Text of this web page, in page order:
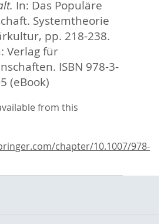
In: Das Populäre
Systemtheorie
pp. 218-238.
Verlag für
ISBN 978-3-
(eBook)
from this
chapter/10.1007/978-